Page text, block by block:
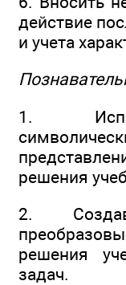
действие
и учета
1.
решения
2.
решения
задач.